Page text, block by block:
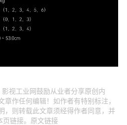
视工业网鼓励从业者分享原创内
作任何编辑！如作者有特别标注，
，则转载此文章须经得作者同意，并
页链接。原文链接